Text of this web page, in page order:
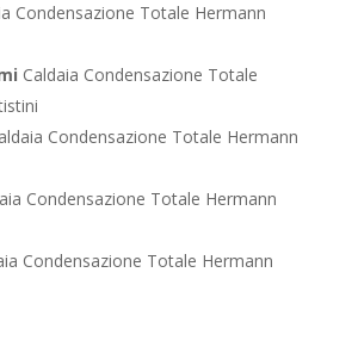
Condensazione Totale Hermann
Caldaia Condensazione Totale
Condensazione Totale Hermann
Condensazione Totale Hermann
Condensazione Totale Hermann